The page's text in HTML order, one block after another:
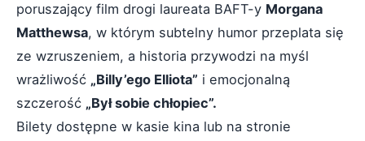
poruszający film drogi laureata BAFT-y Morgana
Matthewsa, w którym subtelny humor przeplata się
ze wzruszeniem, a historia przywodzi na myśl
wrażliwość „Billy’ego Elliota” i emocjonalną
szczerość „Był sobie chłopiec”.
Bilety dostępne w kasie kina lub na stronie